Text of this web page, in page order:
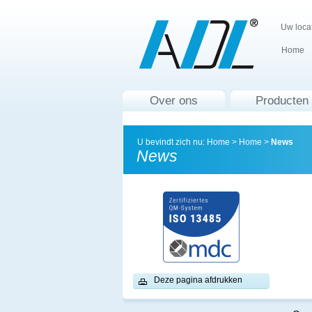
Uw
Home
Over ons Producten
U bevindt zich nu: Home > Home > News
News
Deze pagina afdrukken